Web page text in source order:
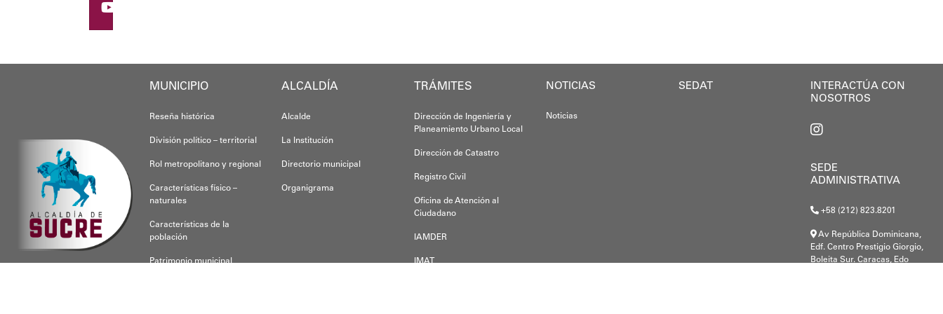
Oskarina Rosso
MUNICIPIO
Reseña histórica
División político – territorial
Rol metropolitano y regional
Características físico –
naturales
Características de la
población
Patrimonio municipal
ALCALDÍA
Alcalde
La Institución
Directorio municipal
Organigrama
TRÁMITES
Dirección de Ingeniería y
Planeamiento Urbano Local
Dirección de Catastro
Registro Civil
Oficina de Atención al
Ciudadano
IAMDER
IMAT
NOTICIAS
Noticias
SEDAT
INTERACTÚA CON
NOSOTROS
SEDE
ADMINISTRATIVA
+58 (212) 823.8201
Av República Dominicana,
Edf. Centro Prestigio Giorgio,
Boleita Sur. Caracas, Edo